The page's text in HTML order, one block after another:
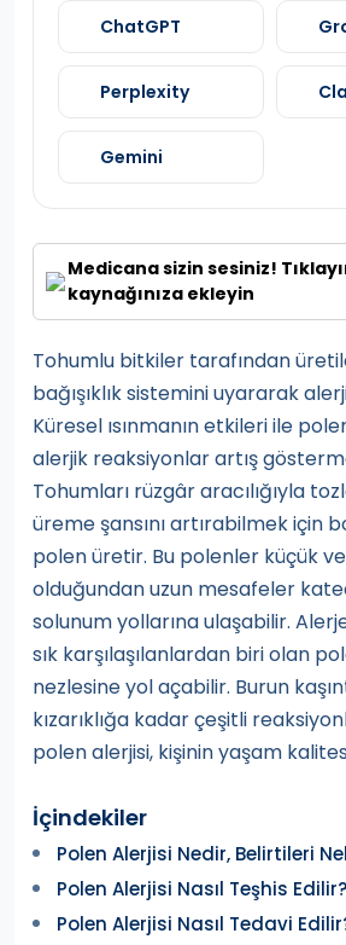
ChatGPT
Perplexity
Gemini
Medicana sizin sesiniz!
kaynağınıza ekleyin
Tohumlu bitkiler tarafından
bağışıklık sistemini uyararak
Küresel ısınmanın etkileri ile
alerjik reaksiyonlar artış
Tohumları rüzgâr aracılığıyla
üreme şansını artırabilmek için
polen üretir. Bu polenler küçük
olduğundan uzun mesafeler
solunum yollarına ulaşabilir.
sık karşılaşılanlardan biri olan
nezlesine yol açabilir. Burun
kızarıklığa kadar çeşitli
polen alerjisi, kişinin yaşam
İçindekiler
Polen Alerjisi Nedir, Belirtileri
Polen Alerjisi Nasıl Teşhis Edilir?
Polen Alerjisi Nasıl Tedavi